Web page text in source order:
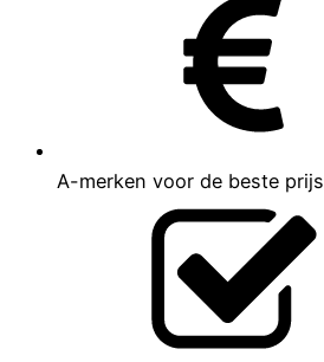
A-merken voor de beste prijs